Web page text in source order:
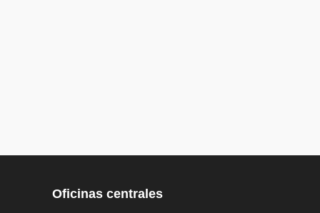
Oficinas centrales